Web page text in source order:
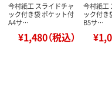
今村紙工 スライドチャ
ック付き袋 ポケット付
A4サ…
¥1,480（税込）
今村紙工
ック付き
B5サ…